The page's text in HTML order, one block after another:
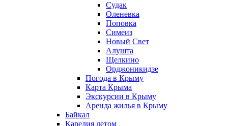
Судак
Оленевка
Поповка
Симеиз
Новый Свет
Алушта
Щелкино
Орджоникидзе
Погода в Крыму
Карта Крыма
Экскурсии в Крыму
Аренда жилья в Крыму
Байкал
Карелия летом